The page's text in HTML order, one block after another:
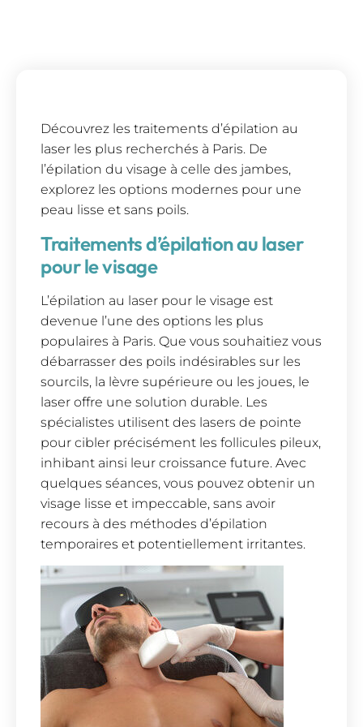
Découvrez les traitements d’épilation au
laser les plus recherchés à Paris. De
l’épilation du visage à celle des jambes,
explorez les options modernes pour une
peau lisse et sans poils.
Traitements d’épilation au laser
pour le visage
L’épilation au laser pour le visage est
devenue l’une des options les plus
populaires à Paris. Que vous souhaitiez vous
débarrasser des poils indésirables sur les
sourcils, la lèvre supérieure ou les joues, le
laser offre une solution durable. Les
spécialistes utilisent des lasers de pointe
pour cibler précisément les follicules pileux,
inhibant ainsi leur croissance future. Avec
quelques séances, vous pouvez obtenir un
visage lisse et impeccable, sans avoir
recours à des méthodes d’épilation
temporaires et potentiellement irritantes.